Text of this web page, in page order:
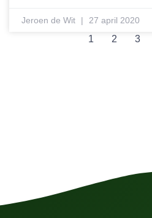
Jeroen de Wit 27 april 2020
1 2 3